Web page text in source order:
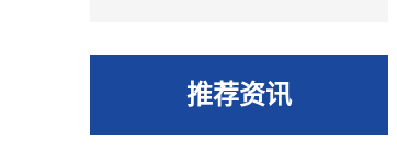
推荐资讯